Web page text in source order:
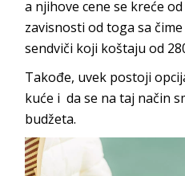
a njihove cene se kreće
zavisnosti od toga sa
sendviči koji koštaju od
Takođe, uvek postoji
kuće i da se na taj način
budžeta.